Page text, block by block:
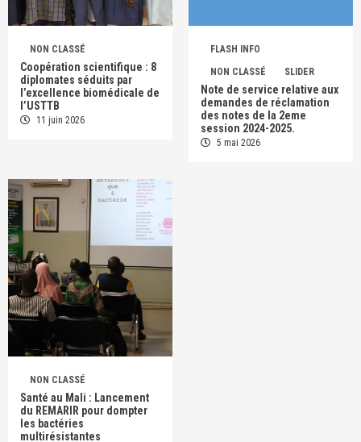
NON CLASSÉ
Coopération scientifique : 8
diplomates séduits par
l’excellence biomédicale de
l’USTTB
11 juin 2026
FLASH INFO
NON CLASSÉ
SLIDER
Note de service relative aux
demandes de réclamation
des notes de la 2eme
session 2024-2025.
5 mai 2026
NON CLASSÉ
Santé au Mali : Lancement
du REMARIR pour dompter
les bactéries
multirésistantes